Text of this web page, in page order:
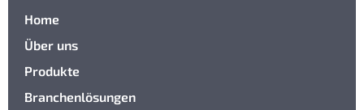
Home
Über uns
Produkte
Branchenlösungen